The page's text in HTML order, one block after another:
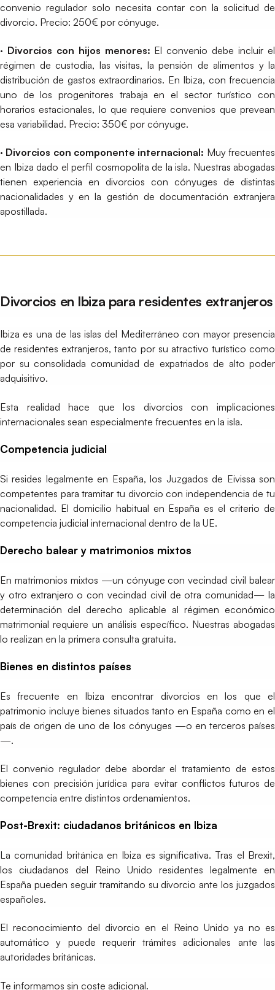
convenio regulador solo necesita contar con la solicitud de
divorcio. Precio: 250€ por cónyuge.
· Divorcios con hijos menores: El convenio debe incluir el
régimen de custodia, las visitas, la pensión de alimentos y la
distribución de gastos extraordinarios. En Ibiza, con frecuencia
uno de los progenitores trabaja en el sector turístico con
horarios estacionales, lo que requiere convenios que prevean
esa variabilidad. Precio: 350€ por cónyuge.
· Divorcios con componente internacional: Muy frecuentes
en Ibiza dado el perfil cosmopolita de la isla. Nuestras abogadas
tienen experiencia en divorcios con cónyuges de distintas
nacionalidades y en la gestión de documentación extranjera
apostillada.
Divorcios en Ibiza para residentes extranjeros
Ibiza es una de las islas del Mediterráneo con mayor presencia
de residentes extranjeros, tanto por su atractivo turístico como
por su consolidada comunidad de expatriados de alto poder
adquisitivo.
Esta realidad hace que los divorcios con implicaciones
internacionales sean especialmente frecuentes en la isla.
Competencia judicial
Si resides legalmente en España, los Juzgados de Eivissa son
competentes para tramitar tu divorcio con independencia de tu
nacionalidad. El domicilio habitual en España es el criterio de
competencia judicial internacional dentro de la UE.
Derecho balear y matrimonios mixtos
En matrimonios mixtos —un cónyuge con vecindad civil balear
y otro extranjero o con vecindad civil de otra comunidad— la
determinación del derecho aplicable al régimen económico
matrimonial requiere un análisis específico. Nuestras abogadas
lo realizan en la primera consulta gratuita.
Bienes en distintos países
Es frecuente en Ibiza encontrar divorcios en los que el
patrimonio incluye bienes situados tanto en España como en el
país de origen de uno de los cónyuges —o en terceros países
—.
El convenio regulador debe abordar el tratamiento de estos
bienes con precisión jurídica para evitar conflictos futuros de
competencia entre distintos ordenamientos.
Post-Brexit: ciudadanos británicos en Ibiza
La comunidad británica en Ibiza es significativa. Tras el Brexit,
los ciudadanos del Reino Unido residentes legalmente en
España pueden seguir tramitando su divorcio ante los juzgados
españoles.
El reconocimiento del divorcio en el Reino Unido ya no es
automático y puede requerir trámites adicionales ante las
autoridades británicas.
Te informamos sin coste adicional.